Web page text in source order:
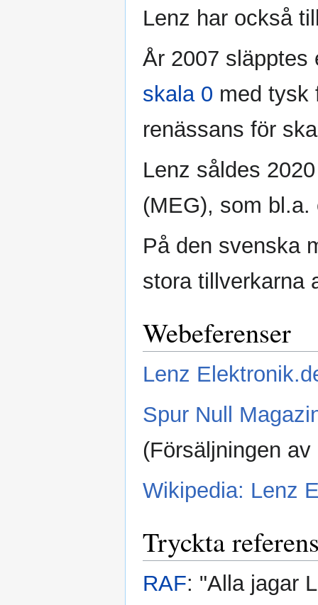
Lenz har också
År 2007
skala 0 med tysk
renässans för
Lenz såldes
(MEG), som
På den svenska
stora tillverkarna
Webeferenser
Lenz
Spur Null
(Försäljningen av
Wikipedia: Lenz
Tryckta
RAF: "Alla jagar